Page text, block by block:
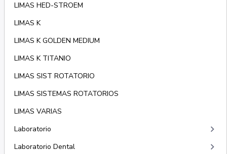
LIMAS HED-STROEM
LIMAS K
LIMAS K GOLDEN MEDIUM
LIMAS K TITANIO
LIMAS SIST ROTATORIO
LIMAS SISTEMAS ROTATORIOS
LIMAS VARIAS
Laboratorio
keyboard_arrow_right
Laboratorio Dental keyboard_arrow_right